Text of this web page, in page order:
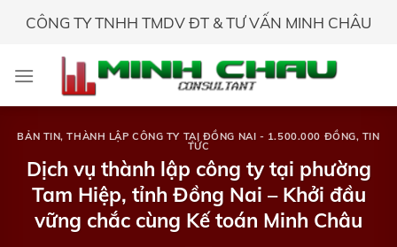
CÔNG TY TNHH TMDV ĐT & TƯ VẤN MINH CHÂU
BẢN TIN,THÀNH LẬP CÔNG TY TẠI ĐỒNG NAI - 1.500.000 ĐỒNG, TIN
TỨC
Dịch vụ thành lập công ty tại phường
Tam Hiệp, tỉnh Đồng Nai – Khởi đầu
vững chắc cùng Kế toán Minh Châu